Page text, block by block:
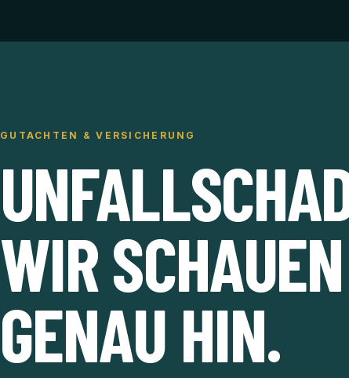
GUTACHTEN & VERSICHERUNG
WIR SCHAUEN
GENAU HIN.